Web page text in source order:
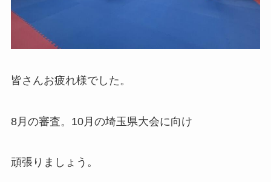
皆さんお疲れ様でした。
8月の審査。10月の埼玉県大会に向け
頑張りましょう。